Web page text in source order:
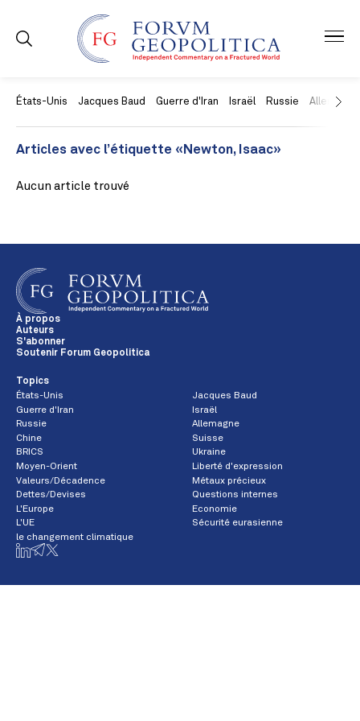
États-Unis Jacques Baud Guerre d'Iran Israël Russie Allemagne
Articles avec l’étiquette «Newton, Isaac»
Aucun article trouvé
À propos
Auteurs
S'abonner
Soutenir Forum Geopolitica
Topics
États-Unis
Jacques Baud
Guerre d'Iran
Israël
Russie
Allemagne
Chine
Suisse
BRICS
Ukraine
Moyen-Orient
Liberté d'expression
Valeurs/Décadence
Métaux précieux
Dettes/Devises
Questions internes
L'Europe
Economie
L'UE
Sécurité eurasienne
le changement climatique